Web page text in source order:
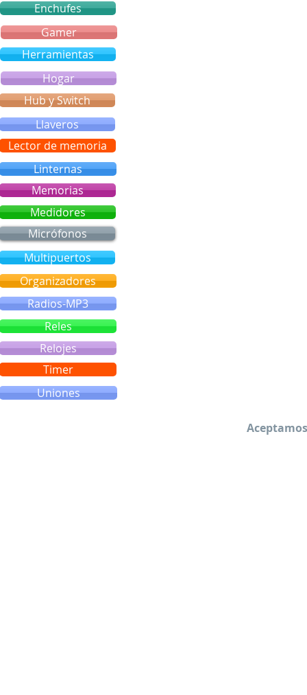
Enchufes
Gamer
Herramientas
Hogar
Hub y Switch
Llaveros
Lector de memoria
Linternas
Memorias
Medidores
Micrófonos
Multipuertos
Organizadores
Radios-MP3
Reles
Relojes
Timer
Uniones